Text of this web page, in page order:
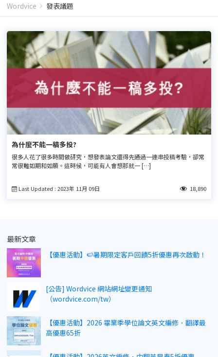
Wordvice 發表議題
為什麼不能一稿多投?
很多人花了很多時間做研究，想發表論文還得先通過一連串投稿考驗，卻常
常很難如期和如願。這時候，可能有人會想那就一 […]
Last Updated : 2023年 11月 09日 18,890
最新文章
【優惠活動】🍉暑期限定客戶回饋5折優惠再次啟動！
[公告] Wordvice 網站網址變更通知
（wordvice.com/tw）
【優惠活動】2026 畢業季學位論文英文編修．翻譯最
高優惠65折